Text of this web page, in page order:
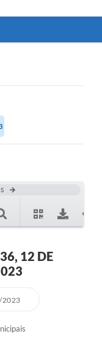
12 DE
2023